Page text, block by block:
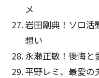
メ
岩田剛典！ソロ活
想い
永瀬正敏！後悔と
平野レミ、最愛